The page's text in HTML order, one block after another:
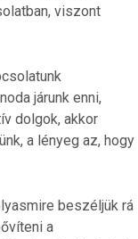
viszont
járunk enni,
dolgok, akkor
a lényeg az, hogy
beszéljük rá
a